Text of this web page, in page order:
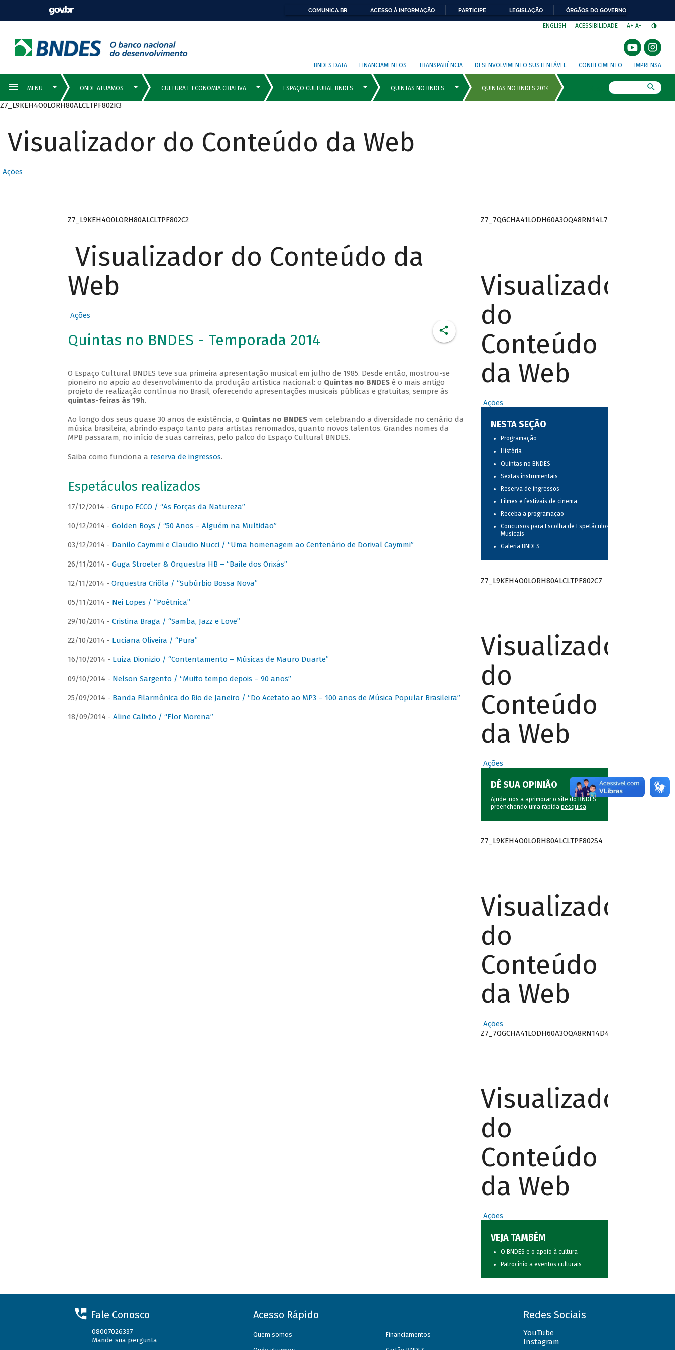
COMUNICA BR ACESSO À INFORMAÇÃO PARTICIPE LEGISLAÇÃO ÓRGÃOS DO GOVERNO
ENGLISH ACESSIBILIDADE A+ A-
BNDES DATA FINANCIAMENTOS TRANSPARÊNCIA DESENVOLVIMENTO SUSTENTÁVEL CONHECIMENTO IMPRENSA
Z7_L9KEH4O0LORH80ALCLTPF802K3
Visualizador do Conteúdo da Web
Ações
Z7_L9KEH4O0LORH80ALCLTPF802C2
Visualizador do Conteúdo da
Web
Ações
Quintas no BNDES - Temporada 2014
O Espaço Cultural BNDES teve sua primeira apresentação musical em julho de 1985. Desde então, mostrou-se
pioneiro no apoio ao desenvolvimento da produção artística nacional: o Quintas no BNDESé o mais antigo
projeto de realização contínua no Brasil, oferecendo apresentações musicais públicas e gratuitas, sempre às
quintas-feiras às 19h.
Ao longo dos seus quase 30 anos de existência, o Quintas no BNDESvem celebrando a diversidade no cenário da
música brasileira, abrindo espaço tanto para artistas renomados, quanto novos talentos. Grandes nomes da
MPB passaram, no início de suas carreiras, pelo palco do Espaço Cultural BNDES.
Saiba como funciona a reserva de ingressos.
Espetáculos realizados
17/12/2014 - Grupo ECCO / “As Forças da Natureza”
10/12/2014 - Golden Boys / “50 Anos – Alguém na Multidão”
03/12/2014 - Danilo Caymmi e Claudio Nucci / “Uma homenagem ao Centenário de Dorival Caymmi”
26/11/2014 - Guga Stroeter & Orquestra HB – “Baile dos Orixás”
12/11/2014 - Orquestra Criôla / “Subúrbio Bossa Nova”
05/11/2014 - Nei Lopes / “Poétnica”
29/10/2014 - Cristina Braga / “Samba, Jazz e Love”
22/10/2014 - Luciana Oliveira / “Pura”
16/10/2014 - Luiza Dionizio / “Contentamento – Músicas de Mauro Duarte”
09/10/2014 - Nelson Sargento / “Muito tempo depois – 90 anos”
25/09/2014 - Banda Filarmônica do Rio de Janeiro / “Do Acetato ao MP3 – 100 anos de Música Popular Brasileira”
18/09/2014 - Aline Calixto / “Flor Morena”
Z7_7QGCHA41LODH60A3OQA8RN14L7
Visualizador
do
Conteúdo
da Web
Ações
NESTA SEÇÃO
Programação
História
Quintas no BNDES
Sextas instrumentais
Reserva de ingressos
Filmes e festivais de cinema
Receba a programação
Concursos para Escolha de Espetáculos
Musicais
Galeria BNDES
Z7_L9KEH4O0LORH80ALCLTPF802C7
Visualizador
do
Conteúdo
da Web
Ações
DÊ SUA OPINIÃO
Ajude-nos a aprimorar o site do BNDES
preenchendo uma rápida pesquisa.
Z7_L9KEH4O0LORH80ALCLTPF802S4
Visualizador
do
Conteúdo
da Web
Ações
Z7_7QGCHA41LODH60A3OQA8RN14D4
Visualizador
do
Conteúdo
da Web
Ações
VEJA TAMBÉM
O BNDES e o apoio à cultura
Patrocínio a eventos culturais
Fale Conosco
08007026337
Mande sua pergunta
Acesso Rápido
Quem somos Financiamentos
Redes Sociais
YouTube
Instagram